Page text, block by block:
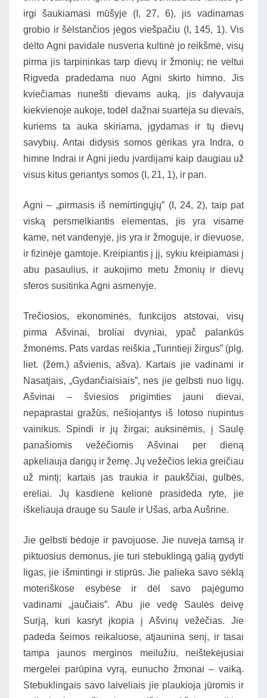
irgi šaukiamasi mūšyje (I, 27, 6), jis vadinamas
grobio ir šėlstančios jėgos viešpačiu (I, 145, 1). Vis
dėlto Agni pavidale nusveria kultinė jo reikšmė, visų
pirma jis tarpininkas tarp dievų ir žmonių; ne veltui
Rigveda pradedama nuo Agni skirto himno. Jis
kviečiamas nunešti dievams auką, jis dalyvauja
kiekvienoje aukoje, todėl dažnai suartėja su dievais,
kuriems ta auka skiriama, įgydamas ir tų dievų
savybių. Antai didysis somos gėrikas yra Indra, o
himne Indrai ir Agni jiedu įvardijami kaip daugiau už
visus kitus geriantys somos (I, 21, 1), ir pan.
Agni – „pirmasis iš nemirtingųjų” (I, 24, 2), taip pat
viską persmelkiantis elementas, jis yra visame
kame, net vandenyje, jis yra ir žmoguje, ir dievuose,
ir fizinėje gamtoje. Kreipiantis į jį, sykiu kreipiamasi į
abu pasaulius, ir aukojimo metu žmonių ir dievų
sferos susitinka Agni asmenyje.
Trečiosios, ekonominės, funkcijos atstovai, visų
pirma Ašvinai, broliai dvyniai, ypač palankūs
žmonėms. Pats vardas reiškia „Turintieji žirgus” (plg.
liet. (žem.) ašvienis, ašva). Kartais jie vadinami ir
Nasatjais, „Gydančiaisiais”, nes jie gelbsti nuo ligų.
Ašvinai – šviesios prigimties jauni dievai,
nepaprastai gražūs, nešiojantys iš lotoso nupintus
vainikus. Spindi ir jų žirgai; auksinėmis, į Saulę
panašiomis vežėčiomis Ašvinai per dieną
apkeliauja dangų ir žemę. Jų vežėčios lekia greičiau
už mintį; kartais jas traukia ir paukščiai, gulbės,
ereliai. Jų kasdienė kelionė prasideda ryte, jie
iškeliauja drauge su Saule ir Ušas, arba Aušrine.
Jie gelbsti bėdoje ir pavojuose. Jie nuveja tamsą ir
piktuosius demonus, jie turi stebuklingą galią gydyti
ligas, jie išmintingi ir stiprūs. Jie palieka savo sėklą
moteriškose esybėse ir dėl savo pajėgumo
vadinami „jaučiais”. Abu jie vedę Saulės deivę
Surją, kuri kasryt įkopia į Ašvinų vežėčias. Jie
padeda šeimos reikaluose, atjaunina senį, ir tasai
tampa jaunos merginos meilužiu, neištekėjusiai
mergelei parūpina vyrą, eunucho žmonai – vaiką.
Stebuklingais savo laiveliais jie plaukioja jūromis ir